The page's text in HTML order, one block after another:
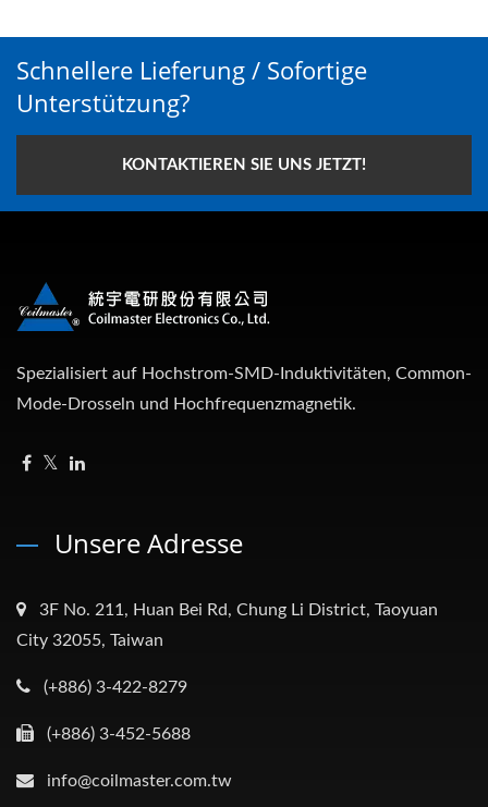
Schnellere Lieferung / Sofortige
Unterstützung?
KONTAKTIEREN SIE UNS JETZT!
Spezialisiert auf Hochstrom-SMD-Induktivitäten, Common-
Mode-Drosseln und Hochfrequenzmagnetik.
Unsere Adresse
3F No. 211, Huan Bei Rd, Chung Li District, Taoyuan
City 32055, Taiwan
(+886) 3-422-8279
(+886) 3-452-5688
info@coilmaster.com.tw